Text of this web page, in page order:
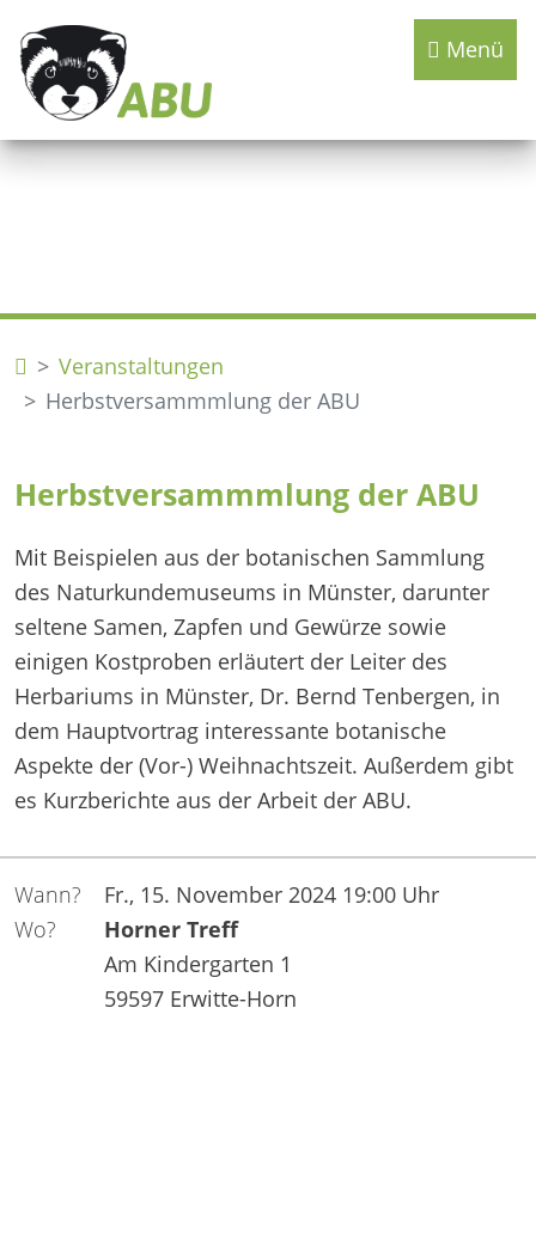
Menü
Veranstaltungen
Herbstversammmlung der ABU
Herbstversammmlung der ABU
Mit Beispielen aus der botanischen Sammlung
des Naturkundemuseums in Münster, darunter
seltene Samen, Zapfen und Gewürze sowie
einigen Kost­proben erläutert der Leiter des
Herbariums in Münster, Dr. Bernd Tenbergen, in
dem Hauptvortrag interessante botanische
Aspekte der (Vor-) Weihnachtszeit. Außerdem gibt
es Kurzberichte aus der Arbeit der ABU.
Wann?
Fr., 15. November 2024 19:00 Uhr
Wo?
Horner Treff
Am Kindergarten 1
59597 Erwitte-Horn